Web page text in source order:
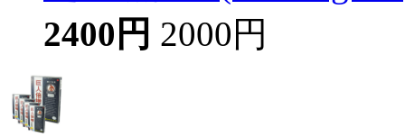
2400円 2000円